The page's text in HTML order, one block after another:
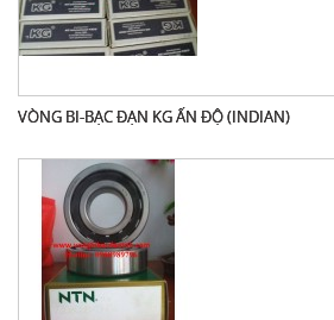
VÒNG BI-BẠC ĐẠN KG ẤN ĐỘ (INDIAN)